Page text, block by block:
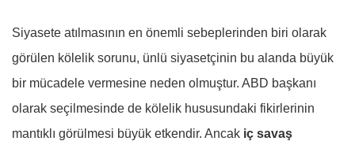
Siyasete atılmasının en önemli sebeplerinden biri olarak
görülen kölelik sorunu, ünlü siyasetçinin bu alanda büyük
bir mücadele vermesine neden olmuştur. ABD başkanı
olarak seçilmesinde de kölelik hususundaki fikirlerinin
mantıklı görülmesi büyük etkendir. Ancak iç savaş